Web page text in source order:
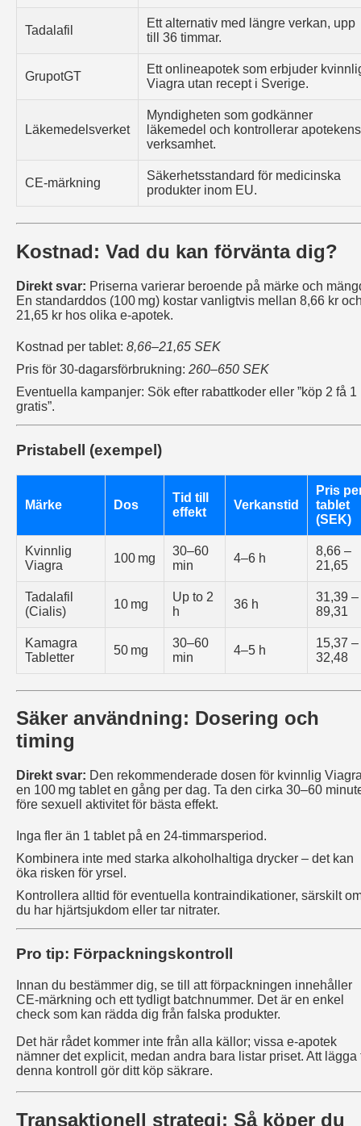
Tadalafil
Ett alternativ med längre verkan, upp
till 36 timmar.
GrupotGT
Ett onlineapotek som erbjuder
Viagra utan recept i Sverige.
Läkemedelsverket
Myndigheten som godkänner
läkemedel och kontrollerar apotekens
verksamhet.
CE-märkning
Säkerhetsstandard för medicinska
produkter inom EU.
Kostnad: Vad du kan förvänta dig?
Direkt svar: Priserna varierar beroende på märke och
En standarddos (100 mg) kostar vanligtvis mellan 8,66 kr
21,65 kr hos olika e‑apotek.
Kostnad per tablet: 8,66–21,65 SEK
Pris för 30-dagarsförbrukning: 260–650 SEK
Eventuella kampanjer: Sök efter rabattkoder eller ”köp 2 få 1
gratis”.
Pristabell (exempel)
Märke Dos
Tid till
effekt
Verkanstid
Pris
tablet
(SEK)
Kvinnlig
Viagra
100 mg
30–60
min
4–6 h
8,66 –
21,65
Tadalafil
(Cialis)
10 mg
Up to 2
h
36 h
31,39 –
89,31
Kamagra
Tabletter
50 mg
30–60
min
4–5 h
15,37 –
32,48
Säker användning: Dosering och
timing
Direkt svar: Den rekommenderade dosen för kvinnlig
en 100 mg tablet en gång per dag. Ta den cirka 30–60
före sexuell aktivitet för bästa effekt.
Inga fler än 1 tablet på en 24‑timmarsperiod.
Kombinera inte med starka alkoholhaltiga drycker – det kan
öka risken för yrsel.
Kontrollera alltid för eventuella kontraindikationer, särskilt
du har hjärtsjukdom eller tar nitrater.
Pro tip: Förpackningskontroll
Innan du bestämmer dig, se till att förpackningen innehåller
CE-märkning och ett tydligt batchnummer. Det är en enkel
check som kan rädda dig från falska produkter.
Det här rådet kommer inte från alla källor; vissa e‑apotek
nämner det explicit, medan andra bara listar priset. Att lägga
denna kontroll gör ditt köp säkrare.
Transaktionell strategi: Så köper du